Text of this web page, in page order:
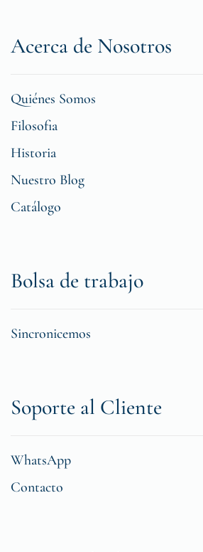
Acerca de Nosotros
Quiénes Somos
Filosofia
Historia
Nuestro Blog
Catálogo
Bolsa de trabajo
Sincronicemos
Soporte al Cliente
WhatsApp
Contacto